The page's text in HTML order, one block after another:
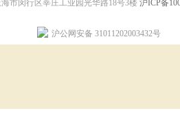
市闵行区莘庄工业园光华路18号3楼 沪ICP备
沪公网安备 31011202003432号